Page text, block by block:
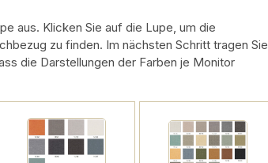
aus. Klicken Sie auf die Lupe, um die
zu finden. Im nächsten Schritt tragen Sie
die Darstellungen der Farben je Monitor